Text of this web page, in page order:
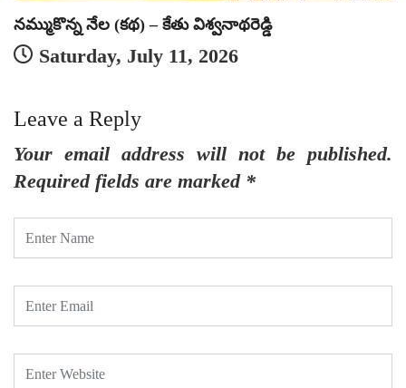
నమ్ముకొన్న నేల (కథ) – కేతు విశ్వనాథరెడ్డి
Saturday, July 11, 2026
Leave a Reply
Your email address will not be published.
Required fields are marked *